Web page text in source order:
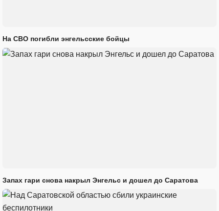
На СВО погибли энгельсские бойцы
Запах гари снова накрыл Энгельс и дошел до Саратова